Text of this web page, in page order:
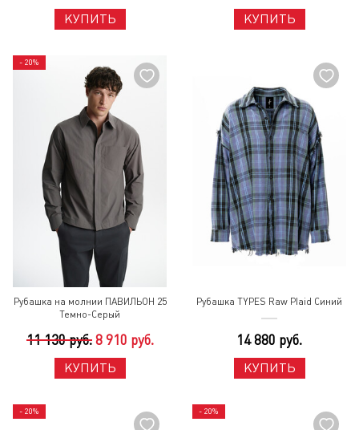
КУПИТЬ КУПИТЬ
- 20%
Рубашка на молнии ПАВИЛЬОН 25
Темно-Серый
11 130 руб. 8 910 руб.
КУПИТЬ
Рубашка TYPES Raw Plaid Синий
14 880 руб.
КУПИТЬ
- 20% - 20%